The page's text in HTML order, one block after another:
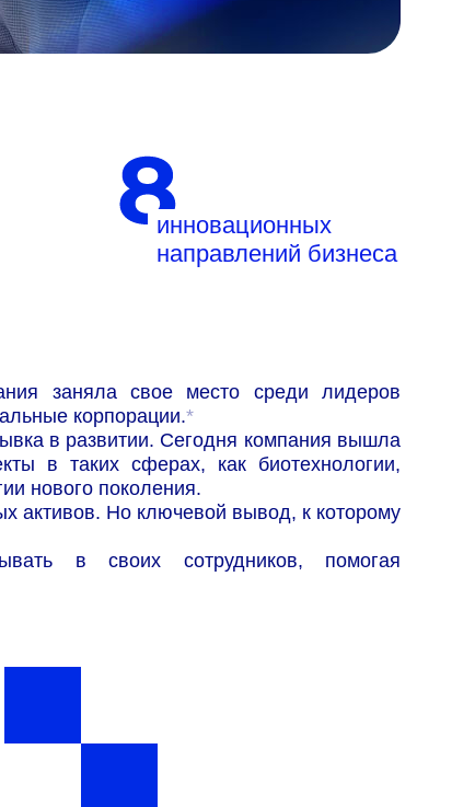
инновационных
направлений бизнеса
заняла свое место среди лидеров
корпорации.*
в развитии. Сегодня компания вышла
в таких сферах, как биотехнологии,
нового поколения.
активов. Но ключевой вывод, к которому
в своих сотрудников, помогая